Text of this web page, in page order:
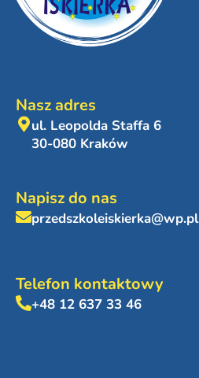
Nasz adres
ul. Leopolda Staffa 6
30-080 Kraków
Napisz do nas
przedszkoleiskierka@wp.pl
Telefon kontaktowy
+48 12 637 33 46